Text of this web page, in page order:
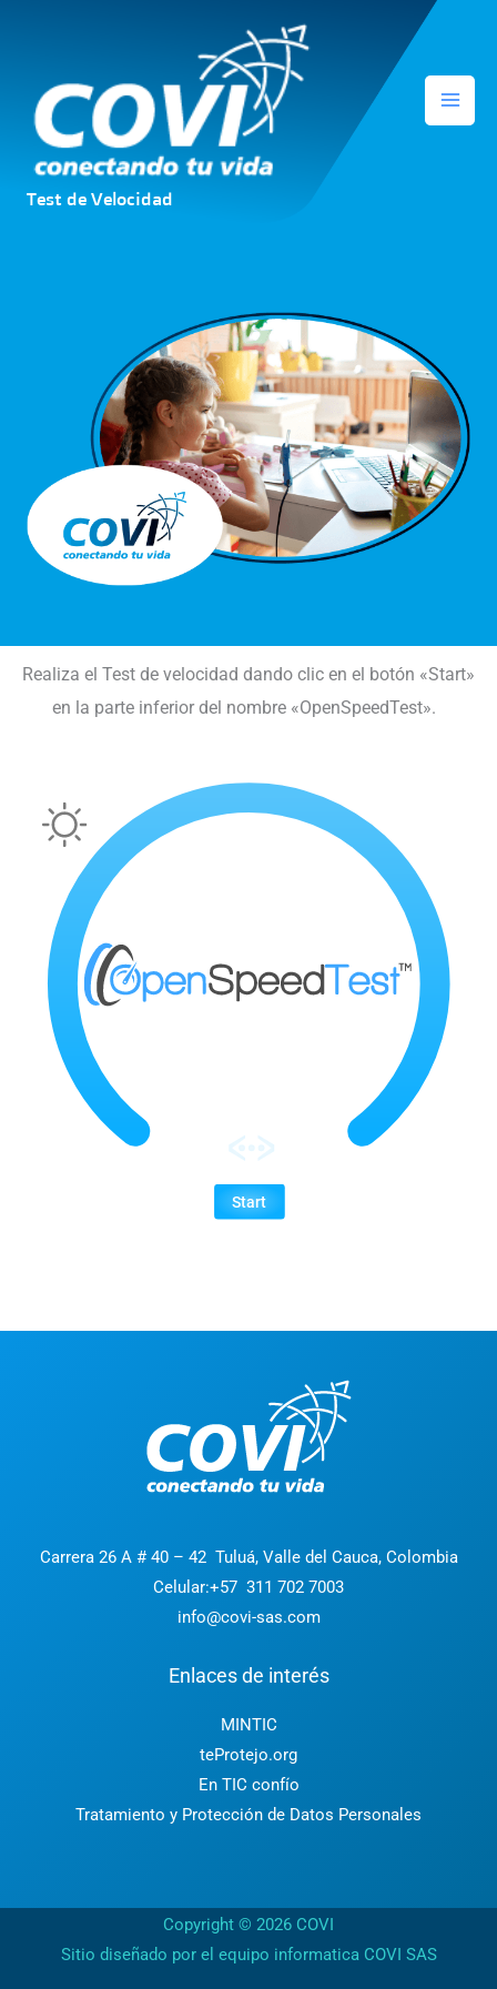
contenido
Test de Velocidad
Realiza el Test de velocidad dando clic en el botón «Start»
en la parte inferior del nombre «OpenSpeedTest».
Carrera 26 A # 40 – 42 Tuluá, Valle del Cauca, Colombia
Celular:+57 311 702 7003
info@covi-sas.com
Enlaces de interés
MINTIC
teProtejo.org
En TIC confío
Tratamiento y Protección de Datos Personales
Copyright © 2026 COVI
Sitio diseñado por el equipo informatica COVI SAS